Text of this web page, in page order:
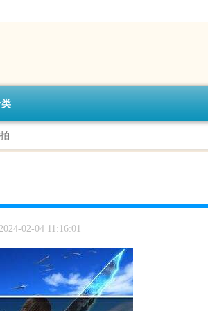
2024-02-04 11:16:01